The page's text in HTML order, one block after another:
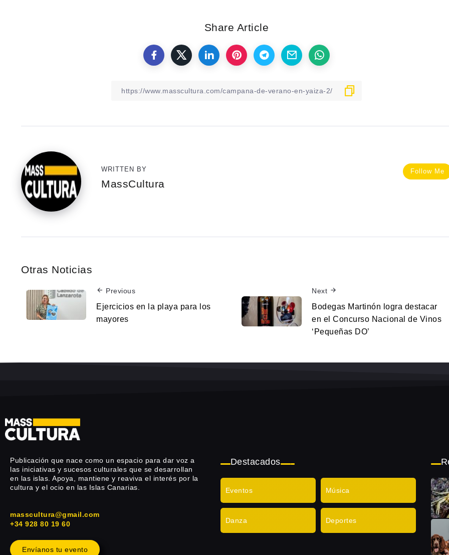
Share Article
Follow Me
WRITTEN BY
MassCultura
Otras Noticias
Previous
Ejercicios en la playa para los
mayores
Next
Bodegas Martinón logra destacar
en el Concurso Nacional de Vinos
‘Pequeñas DO’
Publicación que nace como un espacio para dar voz a
las iniciativas y sucesos culturales que se desarrollan
en las islas. Apoya, mantiene y reaviva el interés por la
cultura y el ocio en las Islas Canarias.
masscultura@gmail.com
+34 928 80 19 60
Envíanos tu evento
Destacados
Eventos Música
Danza Deportes